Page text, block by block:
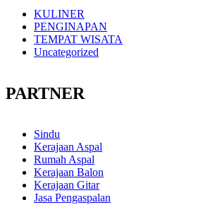
KULINER
PENGINAPAN
TEMPAT WISATA
Uncategorized
PARTNER
Sindu
Kerajaan Aspal
Rumah Aspal
Kerajaan Balon
Kerajaan Gitar
Jasa Pengaspalan